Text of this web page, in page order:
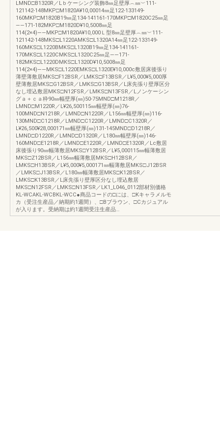
LMND□B1320R／Lｂケーシング装飾8㎜足壁厚︵㎜︶111-
121142-148MKP□M1820A¥10,00014㎜足122-133149-
160MKP□M1820B19㎜足134-141161-170MKP□M1820C25㎜足
――171-182MKP□M1820D¥10,5008㎜足
114(2×4)――MKP□M1820A¥10,000Ｌ型8㎜足壁厚︵㎜︶111-
121142-148MKS□L1220AMKS□L1320A14㎜足122-133149-
160MKS□L1220BMKS□L1320B19㎜足134-141161-
170MKS□L1220CMKS□L1320C25㎜足――171-
182MKS□L1220DMKS□L1320D¥10,5008㎜足
114(2×4)――MKS□L1220EMKS□L1320E¥10,000c敷居床後張り
薄壁薄敷居MKS□F12BSR／LMKS□F13BSR／L¥5,000¥5,000厚
壁薄敷居MKS□G12BSR／LMKS□G13BSR／L床先張り壁厚区分
なし埋込敷居MKS□N12FSR／LMKS□N13FSR／Lノンケーシン
グａ＋ｃａ枠90㎜幅壁厚(㎜)50-75MND□M1218R／
LMND□M1220R／L¥26,500115㎜幅壁厚(㎜)76-
100MND□N1218R／LMND□N1220R／L156㎜幅壁厚(㎜)116-
130MND□C1218R／LMND□C1220R／LMND□C1320R／
L¥26,500¥28,000171㎜幅壁厚(㎜)131-145MND□D1218R／
LMND□D1220R／LMND□D1320R／L180㎜幅壁厚(㎜)146-
160MND□E1218R／LMND□E1220R／LMND□E1320R／Lc敷居
床後張り90㎜幅薄敷居MKS□Y12BSR／L¥5,000115㎜幅薄敷居
MKS□Z12BSR／L156㎜幅薄敷居MKS□H12BSR／
LMKS□H13BSR／L¥5,000¥5,000171㎜幅薄敷居MKS□J12BSR
／LMKS□J13BSR／L180㎜幅薄敷居MKS□K12BSR／
LMKS□K13BSR／L床先張り壁厚区分なし埋込敷居
MKS□N12FSR／LMKS□N13FSR／LK1_L046_0112部材別価格
KL-WCAKL-WCBKL-WCC●商品コードの□には、□Kキャラメルモ
カ（受注生産品／納期約1週間）、□Bブラウン、□Cカジュアル
が入ります。受納期は約1週間受注生産品…